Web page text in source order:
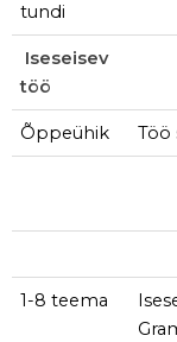
tundi
Iseseisev
töö
Õppeühik Töö
1-8 teema